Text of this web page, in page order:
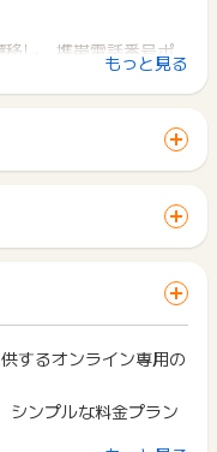
し、携帯電話番号ポ
)、「ahamo」をご契
。
末購入を伴わない、a
告主側のキャンペーン
外となります。
もっと見る
い物が完了するまでの
移動した場合はポイン
ンを押した時とサービ
ウザが異なる場合はポ
される場合は、毎回
てポイントGET 」ボ
つき10円単位の金額
り捨てとなり、ポイ
て支払われた金額分
ト獲得の対象には含
しくは会員様の都合で
するオンライン専用の
シンプルな料金プラン